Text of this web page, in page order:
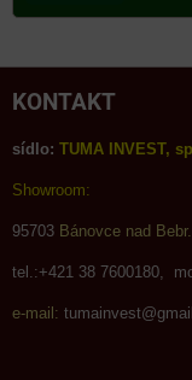
KONTAKT
sídlo: TUMA INVEST,
Showroom:
95703 Bánovce nad
tel.:+421 38 7600180,
e-mail: